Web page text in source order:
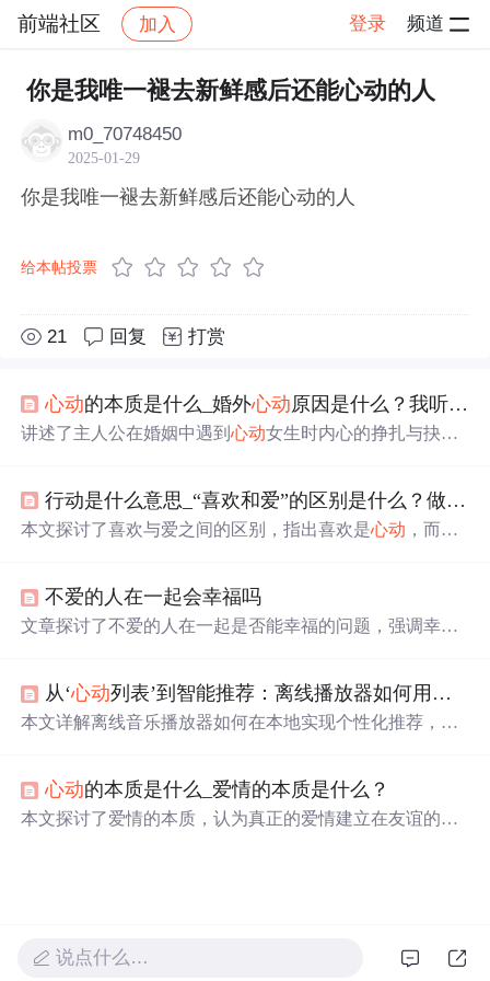
前端社区 加入 登录 频道
社区 前端社区 感慨 帖子详情
你是我唯一褪去新鲜感后还能心动的人
m0_70748450
2025-01-29
你是我唯一褪去新鲜感后还能心动的人
给本帖投票
21 回复 打赏
心动的本质是什么_婚外心动原因是什么？我听到的最好的回答是这样的
讲述了主人公在婚姻中遇到心动女生时内心的挣扎与抉
行动是什么意思_“喜欢和爱”的区别是什么？做一下就知道了
本文探讨了喜欢与爱之间的区别，指出喜欢是心动 ，而爱
不爱的人在一起会幸福吗
文章探讨了不爱的人在一起是否能幸福的问题，强调幸福
从‘心动列表’到智能推荐：离线播放器如何用算法读懂你的音乐品味
本文详解离线音乐播放器如何在本地实现个性化推荐，涵
上下文适配）、多因素加权排序逻辑、持续学习与概念漂
移应对机制，以及全程本地化带来的隐私保护与低延迟优
心动的本质是什么_爱情的本质是什么？
本文探讨了爱情的本质，认为真正的爱情建立在友谊的基
说点什么…